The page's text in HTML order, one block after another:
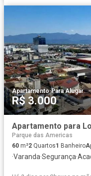
Apartamento·Para Alugar
R$ 3.000
Parque das Americas
60 m²2 Quartos1 Banheiro
·Varanda·Segurança·